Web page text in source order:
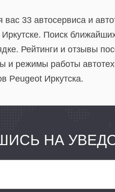
33 автосервиса и
Иркутске. Поиск
Рейтинги и отзывы
режимы работы
Peugeot Иркутска.
НА